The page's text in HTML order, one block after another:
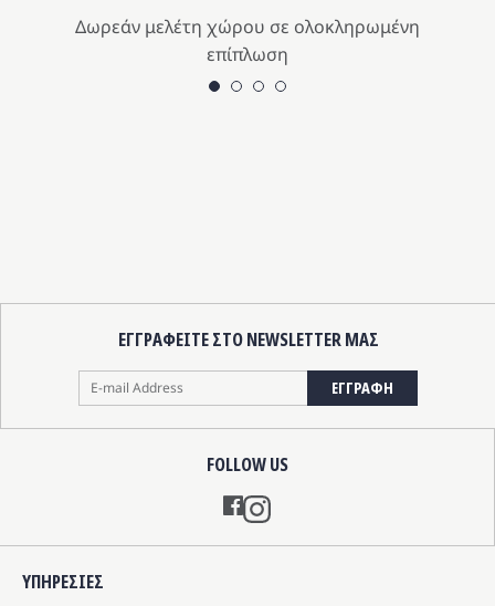
Δωρεάν μελέτη χώρου σε ολοκληρωμένη
επίπλωση
FOLLOW US
Instagram
ΕΓΓΡΑΦΕΙΤΕ ΣΤΟ NEWSLETTER ΜΑΣ
ΕΓΓΡΑΦΗ
ΥΠΗΡΕΣIΕΣ